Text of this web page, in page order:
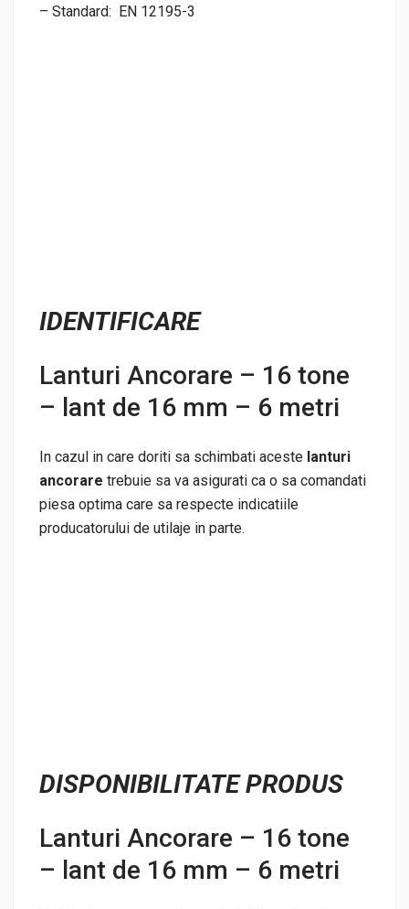
– Standard: EN 12195-3
IDENTIFICARE
Lanturi Ancorare – 16 tone
– lant de 16 mm – 6 metri
In cazul in care doriti sa schimbati aceste lanturi
ancorare trebuie sa va asigurati ca o sa comandati
piesa optima care sa respecte indicatiile
producatorului de utilaje in parte.
DISPONIBILITATE PRODUS
Lanturi Ancorare – 16 tone
– lant de 16 mm – 6 metri